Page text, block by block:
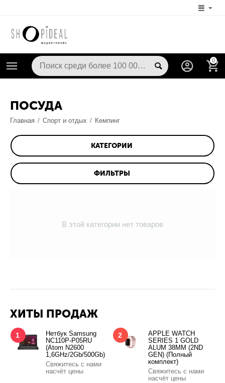
0
ПОСУДА
Главная / Спорт и отдых / Кемпинг
КАТЕГОРИИ
ФИЛЬТРЫ
В этой категории нет товаров
ХИТЫ ПРОДАЖ
1
Нетбук Samsung
NC110P-P05RU
(Atom N2600
1,6GHz/2Gb/500Gb)
Свяжитесь с нами
насчёт цены
2
APPLE WATCH
SERIES 1 GOLD
ALUM 38MM (2ND
GEN) (Полный
комплект)
Свяжитесь с нами
насчёт цены